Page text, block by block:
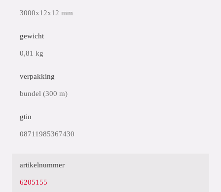
3000x12x12 mm
gewicht
0,81 kg
verpakking
bundel (300 m)
gtin
08711985367430
artikelnummer
6205155